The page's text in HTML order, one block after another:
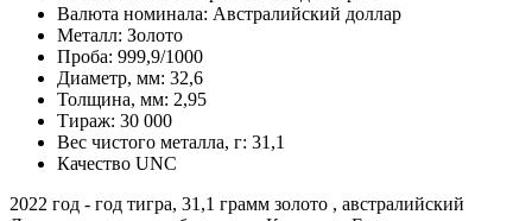
Валюта номинала: Австралийский доллар
Металл: Золото
Проба: 999,9/1000
Диаметр, мм: 32,6
Толщина, мм: 2,95
Тираж: 30 000
Вес чистого металла, г: 31,1
Качество UNC
2022 год - год тигра, 31,1 грамм золото , австралийский